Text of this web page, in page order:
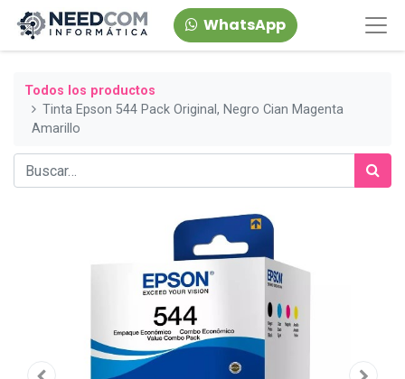
WhatsApp
Todos los productos
Tinta Epson 544 Pack Original, Negro Cian Magenta
Amarillo